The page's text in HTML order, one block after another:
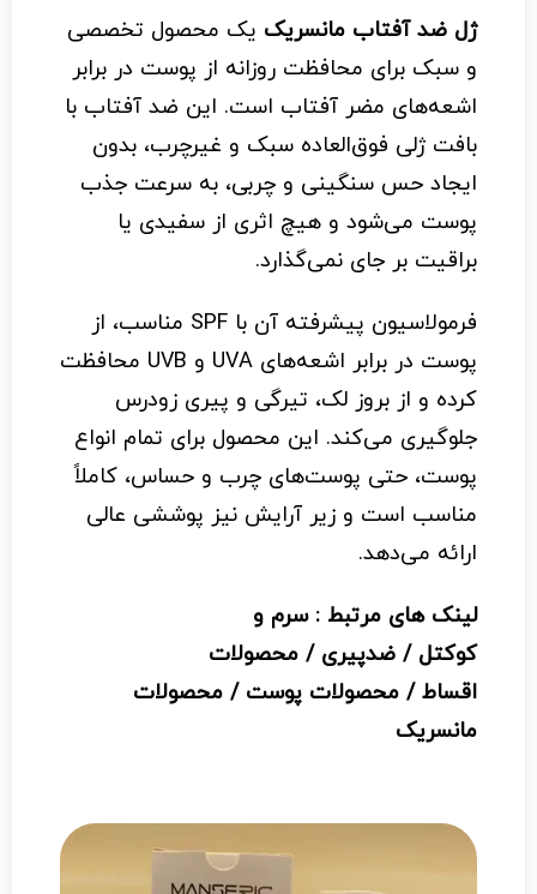
ژل ضد آفتاب مانسریک یک محصول تخصصی
و سبک برای محافظت روزانه از پوست در برابر
اشعه‌های مضر آفتاب است. این ضد آفتاب با
بافت ژلی فوق‌العاده سبک و غیرچرب، بدون
ایجاد حس سنگینی و چربی، به سرعت جذب
پوست می‌شود و هیچ اثری از سفیدی یا
براقیت بر جای نمی‌گذارد.
فرمولاسیون پیشرفته آن با SPF مناسب، از
پوست در برابر اشعه‌های UVA و UVB محافظت
کرده و از بروز لک، تیرگی و پیری زودرس
جلوگیری می‌کند. این محصول برای تمام انواع
پوست، حتی پوست‌های چرب و حساس، کاملاً
مناسب است و زیر آرایش نیز پوششی عالی
ارائه می‌دهد.
لینک های مرتبط :سرم و
کوکتل / ضدپیری / محصولات
اقساط / محصولات پوست / محصولات
مانسریک